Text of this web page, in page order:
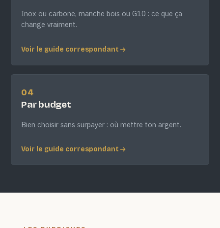
Inox ou carbone, manche bois ou G10 : ce que ça
change vraiment.
Voir le guide correspondant
04
Par budget
Bien choisir sans surpayer : où mettre ton argent.
Voir le guide correspondant